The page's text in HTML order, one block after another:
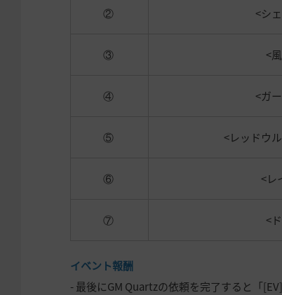
② <シ
③ <
④ <ガ
⑤ <レッドウ
⑥ <レ
⑦ <
イベント報酬
- 最後にGM Quartzの依頼を完了すると「